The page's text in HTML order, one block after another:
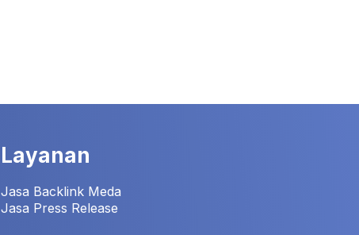
Layanan
Jasa Backlink Meda
Jasa Press Release